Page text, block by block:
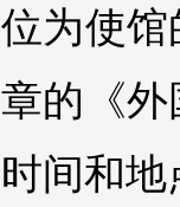
位为使
章的《
时间和